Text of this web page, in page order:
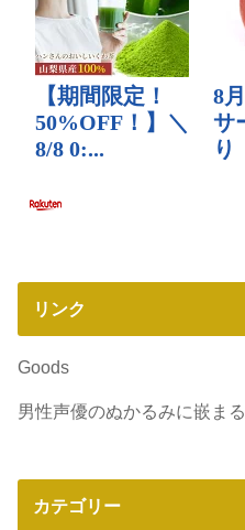
リンク
Goods
男性声優のぬかるみに嵌まる
カテゴリー